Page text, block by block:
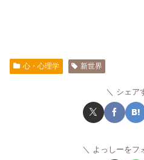
心・心理学 新世界
シェア
よっしーをフ